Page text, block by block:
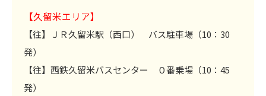
【久留米エリア】
【往】ＪＲ久留米駅（西口） バス駐車場（10：30
発）
【往】西鉄久留米バスセンター ０番乗場（10：45
発）